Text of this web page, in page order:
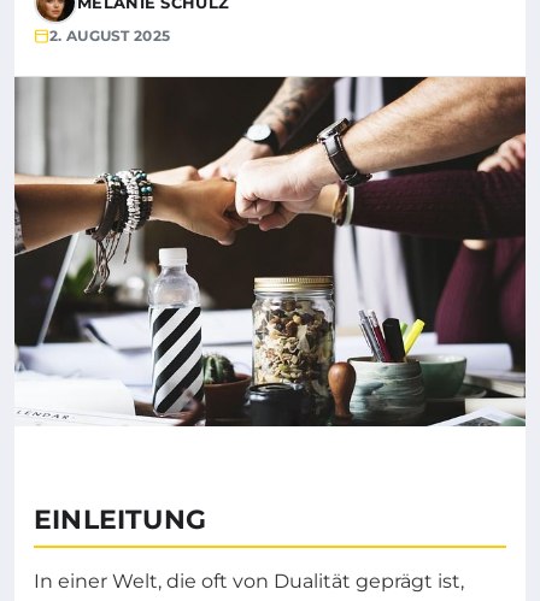
2. AUGUST 2025
EINLEITUNG
In einer Welt, die oft von Dualität geprägt ist,